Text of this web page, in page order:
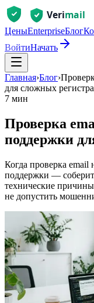
ЦеныEnterpriseБлог
ВойтиНачать
Главная›Блог›
для сложных
7 мин
Проверка
поддержки
Когда проверка email
поддержки —
технические
не допустить